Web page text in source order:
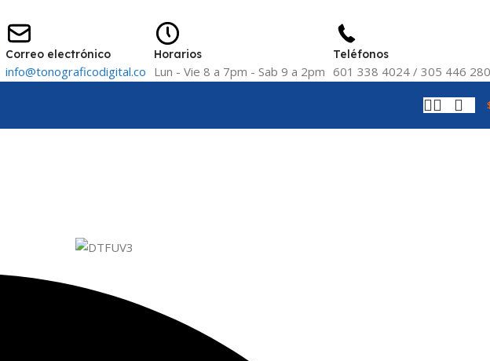
Correo electrónico
info@tonograficodigital.co
Horarios
Lun - Vie 8 a 7pm - Sab 9 a 2pm
Teléfonos
601 338 4024 / 305 446